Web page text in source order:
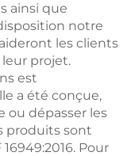
ainsi que
notre
les clients
projet.
est
a été conçue,
ou dépasser les
produits sont
Pour